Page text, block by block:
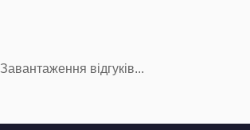
Завантаження відгуків...